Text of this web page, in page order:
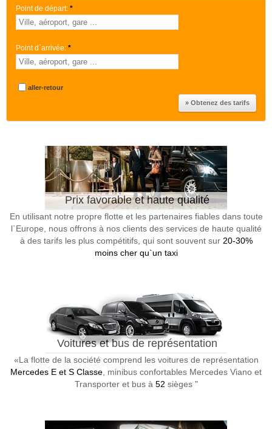
Point de départ: *
Point d`arrivée: *
aller-retour
Prix favorable et haute qualité
En utilisant notre propre flotte et les partenaires fiables dans toute
l`Europe, nous offrons à nos clients des services de haute qualité
à des tarifs les plus compétitifs, qui sont souvent sur 20-30%
moins cher qu`un taxi
Voitures et bus de représentation
«La flotte de la société comprend les voitures de représentation
Mercedes E et S Classe , minibus confortables Mercedes Viano et
Transporter et bus à 52 sièges "